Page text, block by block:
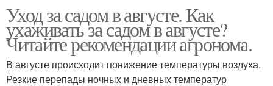
Уход за садом в августе. Как
ухаживать за садом в августе?
Читайте рекомендации агронома.
В августе происходит понижение температуры воздуха.
Резкие перепады ночных и дневных температур